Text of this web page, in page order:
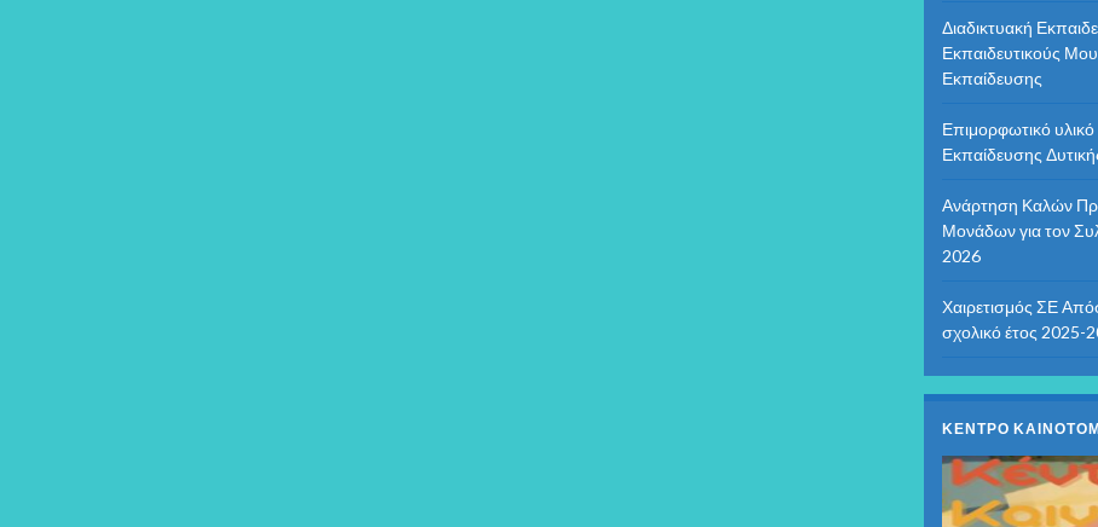
Διαδικτυακή
Εκπαιδευτικούς
Εκπαίδευσης
Επιμορφωτικό
Εκπαίδευσης
Ανάρτηση Καλών
Μονάδων για τον
2026
Χαιρετισμός ΣΕ
σχολικό έτος 2025-
ΚΕΝΤΡΟ